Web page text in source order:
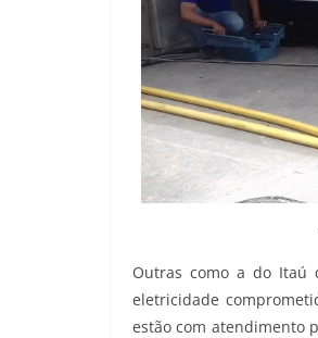
Outras como a do Itaú
eletricidade
estão com atendimento